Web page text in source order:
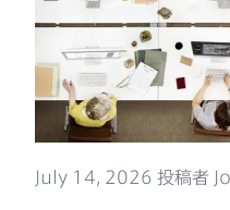
July 14 2026 投稿者